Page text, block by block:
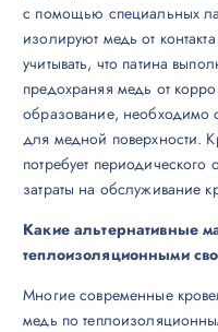
с помощью специальных
изолируют медь от
учитывать, что патина
предохраняя медь от
образование, необходимо
для медной поверхности.
потребует периодического
затраты на обслуживание
Какие альтернативные
теплоизоляционными
Многие современные
медь по